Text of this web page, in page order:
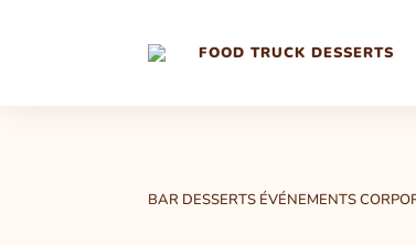
FOOD TRUCK DESSERTS
BAR DESSERTS ÉVÉNEMENTS